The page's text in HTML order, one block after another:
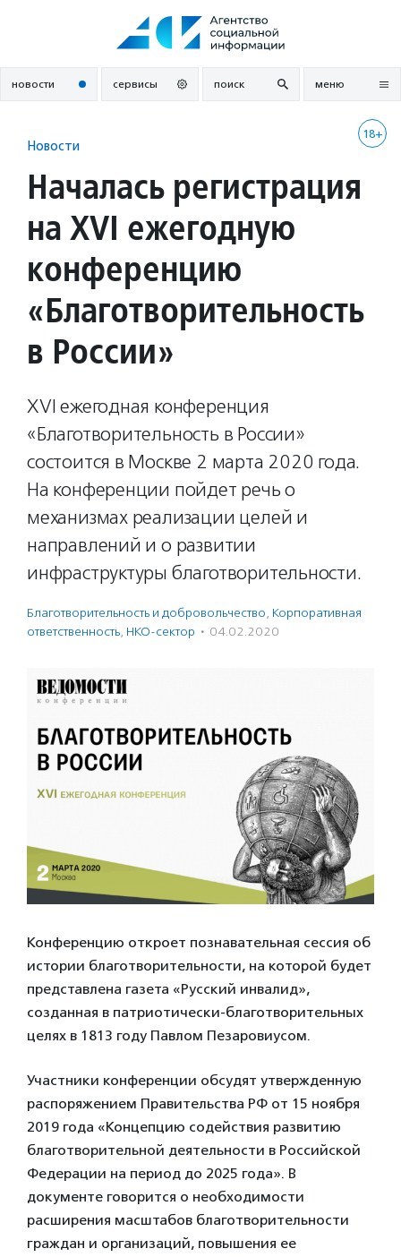
новости сервисы поиск меню
18+
Новости
Началась регистрация
на XVI ежегодную
конференцию
«Благотворительность
в России»
XVI ежегодная конференция
«Благотворительность в России»
состоится в Москве 2 марта 2020 года.
На конференции пойдет речь о
механизмах реализации целей и
направлений и о развитии
инфраструктуры благотворительности.
Благотвори­тель­ность и доброволь­чест­во, Корпоративная
ответственность, НКО-сектор · 04.02.2020
Конференцию откроет познавательная сессия об
истории благотворительности, на которой будет
представлена газета «Русский инвалид»,
созданная в патриотически-благотворительных
целях в 1813 году Павлом Пезаровиусом.
Участники конференции обсудят утвержденную
распоряжением Правительства РФ от 15 ноября
2019 года «Концепцию содействия развитию
благотворительной деятельности в Российской
Федерации на период до 2025 года». В
документе говорится о необходимости
расширения масштабов благотворительности
граждан и организаций, повышения ее